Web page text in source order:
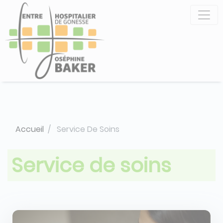
contenu
principal
Accueil Service De Soins
Service de soins
Image
Image
Panneau de gestion des cookies